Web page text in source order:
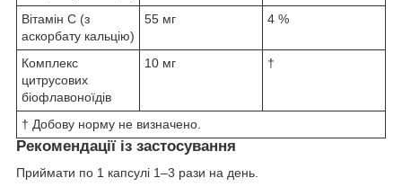
Вітамін С (з
аскорбату кальцію)
55 мг 4 %
Комплекс
цитрусових
біофлавоноїдів
10 мг †
† Добову норму не визначено.
Рекомендації із застосування
Приймати по 1 капсулі 1–3 рази на день.